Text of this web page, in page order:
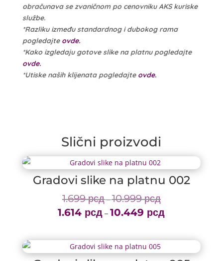
obračunava se zvaničnom po cenovniku AKS kuriske
službe.
*Razliku između standardnog i dubokog rama
pogledajte ovde.
*Kako izgledaju gotove slike na platnu pogledajte
ovde.
*Utiske naših klijenata pogledajte ovde.
Slični proizvodi
Gradovi slike na platnu 002
1.699рсд – 10.999рсдPrice
range:
10.999 рсд
1.614 рсд – 10.449 рсд